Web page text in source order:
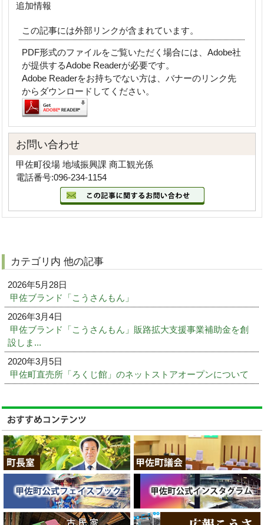
追加情報
この記事には外部リンクが含まれています。
PDF形式のファイルをご覧いただく場合には、Adobe社
が提供するAdobe Readerが必要です。
Adobe Readerをお持ちでない方は、バナーのリンク先
からダウンロードしてください。
お問い合わせ
甲佐町役場 地域振興課 商工観光係
電話番号:096-234-1154
カテゴリ内 他の記事
2026年5月28日
甲佐ブランド「こうさんもん」
2026年3月4日
甲佐ブランド「こうさんもん」販路拡大支援事業補助金を創
設しま...
2020年3月5日
甲佐町直売所「ろくじ館」のネットストアオープンについて